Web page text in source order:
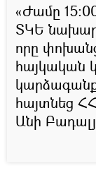
«Ժամը
ՏԿԵ
որը
հայկական
հայտնեց
Անի